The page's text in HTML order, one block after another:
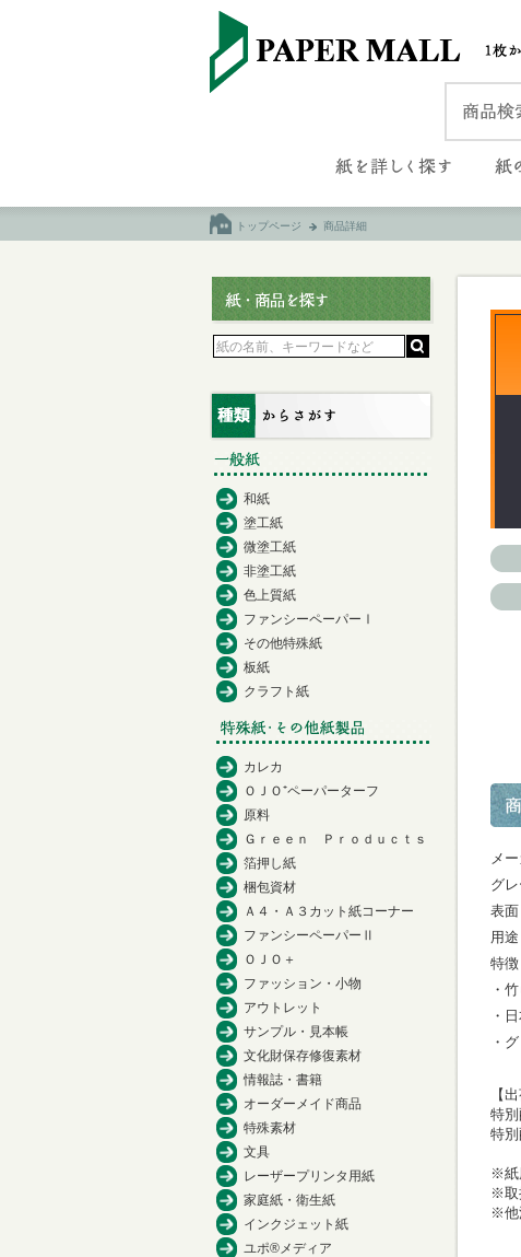
トップページ 商品詳細
メ
グ
表
用
特徴
・
・
・
【
特
特
※紙
※取
※他
和紙
塗工紙
微塗工紙
非塗工紙
色上質紙
ファンシーペーパーⅠ
その他特殊紙
板紙
クラフト紙
カレカ
ＯＪＯ⁺ペーパーターフ
原料
Ｇｒｅｅｎ Ｐｒｏｄｕｃｔｓ
箔押し紙
梱包資材
Ａ４・Ａ３カット紙コーナー
ファンシーペーパーⅡ
ＯＪＯ＋
ファッション・小物
アウトレット
サンプル・見本帳
文化財保存修復素材
情報誌・書籍
オーダーメイド商品
特殊素材
文具
レーザープリンタ用紙
家庭紙・衛生紙
インクジェット紙
ユポ®メディア